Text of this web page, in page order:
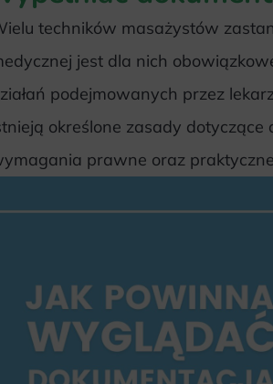
techników masażystów
jest dla nich
podejmowanych przez
określone zasady dotyczące
prawne oraz